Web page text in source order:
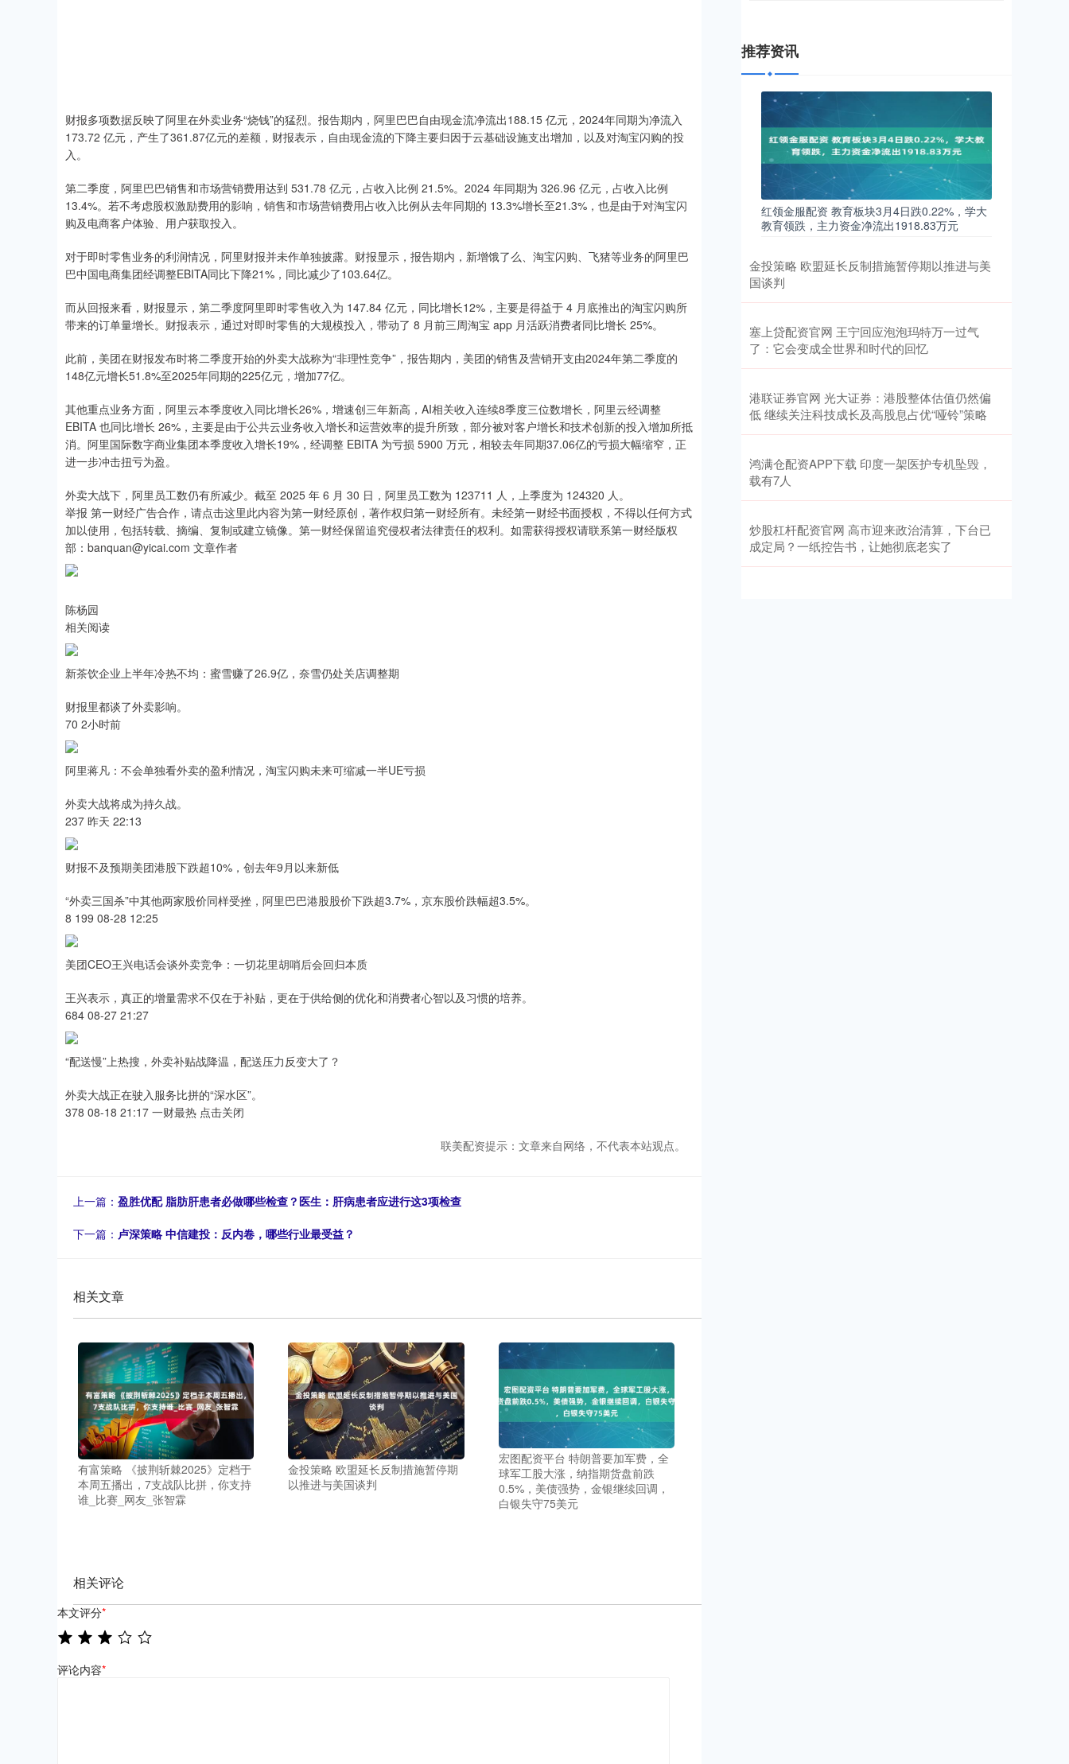
财报多项数据反映了阿里在外卖业务“烧钱”的猛烈。报告期内，阿里巴巴自由现金流净流出188.15 亿元，2024年同期为净流入
173.72 亿元，产生了361.87亿元的差额，财报表示，自由现金流的下降主要归因于云基础设施支出增加，以及对淘宝闪购的投
入。
第二季度，阿里巴巴销售和市场营销费用达到 531.78 亿元，占收入比例 21.5%。2024 年同期为 326.96 亿元，占收入比例
13.4%。若不考虑股权激励费用的影响，销售和市场营销费用占收入比例从去年同期的 13.3%增长至21.3%，也是由于对淘宝闪
购及电商客户体验、用户获取投入。
对于即时零售业务的利润情况，阿里财报并未作单独披露。财报显示，报告期内，新增饿了么、淘宝闪购、飞猪等业务的阿里巴
巴中国电商集团经调整EBITA同比下降21%，同比减少了103.64亿。
而从回报来看，财报显示，第二季度阿里即时零售收入为 147.84 亿元，同比增长12%，主要是得益于 4 月底推出的淘宝闪购所
带来的订单量增长。财报表示，通过对即时零售的大规模投入，带动了 8 月前三周淘宝 app 月活跃消费者同比增长 25%。
此前，美团在财报发布时将二季度开始的外卖大战称为“非理性竞争”，报告期内，美团的销售及营销开支由2024年第二季度的
148亿元增长51.8%至2025年同期的225亿元，增加77亿。
其他重点业务方面，阿里云本季度收入同比增长26%，增速创三年新高，AI相关收入连续8季度三位数增长，阿里云经调整
EBITA 也同比增长 26%，主要是由于公共云业务收入增长和运营效率的提升所致，部分被对客户增长和技术创新的投入增加所抵
消。阿里国际数字商业集团本季度收入增长19%，经调整 EBITA 为亏损 5900 万元，相较去年同期37.06亿的亏损大幅缩窄，正
进一步冲击扭亏为盈。
外卖大战下，阿里员工数仍有所减少。截至 2025 年 6 月 30 日，阿里员工数为 123711 人，上季度为 124320 人。
举报 第一财经广告合作，请点击这里此内容为第一财经原创，著作权归第一财经所有。未经第一财经书面授权，不得以任何方式
加以使用，包括转载、摘编、复制或建立镜像。第一财经保留追究侵权者法律责任的权利。如需获得授权请联系第一财经版权
部：banquan@yicai.com 文章作者
陈杨园
相关阅读
新茶饮企业上半年冷热不均：蜜雪赚了26.9亿，奈雪仍处关店调整期
财报里都谈了外卖影响。
70 2小时前
阿里蒋凡：不会单独看外卖的盈利情况，淘宝闪购未来可缩减一半UE亏损
外卖大战将成为持久战。
237 昨天 22:13
财报不及预期美团港股下跌超10%，创去年9月以来新低
“外卖三国杀”中其他两家股价同样受挫，阿里巴巴港股股价下跌超3.7%，京东股价跌幅超3.5%。
8 199 08-28 12:25
美团CEO王兴电话会谈外卖竞争：一切花里胡哨后会回归本质
王兴表示，真正的增量需求不仅在于补贴，更在于供给侧的优化和消费者心智以及习惯的培养。
684 08-27 21:27
“配送慢”上热搜，外卖补贴战降温，配送压力反变大了？
外卖大战正在驶入服务比拼的“深水区”。
378 08-18 21:17 一财最热 点击关闭
联美配资提示：文章来自网络，不代表本站观点。
上一篇： 盈胜优配 脂肪肝患者必做哪些检查？医生：肝病患者应进行这3项检查
下一篇： 卢深策略 中信建投：反内卷，哪些行业最受益？
相关文章
有富策略 《披荆斩棘2025》定档于
本周五播出，7支战队比拼，你支持
谁_比赛_网友_张智霖
金投策略 欧盟延长反制措施暂停期
以推进与美国谈判
宏图配资平台 特朗普要加军费，全
球军工股大涨，纳指期货盘前跌
0.5%，美债强势，金银继续回调，
白银失守75美元
相关评论
本文评分*
评论内容*
推荐资讯
红领金服配资 教育板块3月4日跌0.22%，学大
教育领跌，主力资金净流出1918.83万元
金投策略 欧盟延长反制措施暂停期以推进与美
国谈判
塞上贷配资官网 王宁回应泡泡玛特万一过气
了：它会变成全世界和时代的回忆
港联证券官网 光大证券：港股整体估值仍然偏
低 继续关注科技成长及高股息占优“哑铃”策略
鸿满仓配资APP下载 印度一架医护专机坠毁，
载有7人
炒股杠杆配资官网 高市迎来政治清算，下台已
成定局？一纸控告书，让她彻底老实了